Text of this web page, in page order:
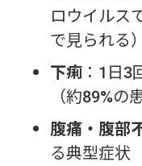
ロウイルス
で見られる）
下痢 ：1日
（約89%の
腹痛・腹部
る典型症状